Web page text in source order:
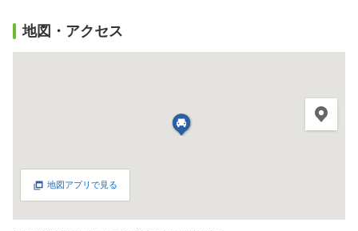
地図・アクセス
地図アプリで見る